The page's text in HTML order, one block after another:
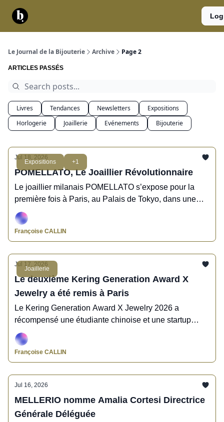
Le Journal de la Bijouterie Archive Page 2
ARTICLES PASSÉS
Livres Tendances Newsletters
Expositions
Horlogerie
Joaillerie Evénements Bijouterie
Expositions +1
Jul 18, 2026
POMELLATO, Le Joaillier Révolutionnaire
Le joaillier milanais POMELLATO s’expose pour la
première fois à Paris, au Palais de Tokyo, dans une
rétrospective vibrante de ses révolutions apportées en
joaillerie depuis 1967.
Françoise CALLIN
Joaillerie
Jul 17, 2026
Le deuxième Kering Generation Award X
Jewelry a été remis à Paris
Le Kering Generation Award X Jewelry 2026 a
récompensé une étudiante chinoise et une startup
française.
Françoise CALLIN
Jul 16, 2026
MELLERIO nomme Amalia Cortesi Directrice
Générale Déléguée